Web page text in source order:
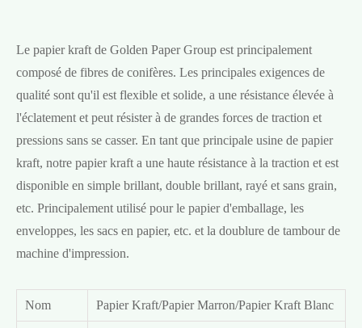
Le papier kraft de Golden Paper Group est principalement
composé de fibres de conifères. Les principales exigences de
qualité sont qu'il est flexible et solide, a une résistance élevée à
l'éclatement et peut résister à de grandes forces de traction et
pressions sans se casser. En tant que principale usine de papier
kraft, notre papier kraft a une haute résistance à la traction et est
disponible en simple brillant, double brillant, rayé et sans grain,
etc. Principalement utilisé pour le papier d'emballage, les
enveloppes, les sacs en papier, etc. et la doublure de tambour de
machine d'impression.
Nom Papier Kraft/Papier Marron/Papier Kraft Blanc